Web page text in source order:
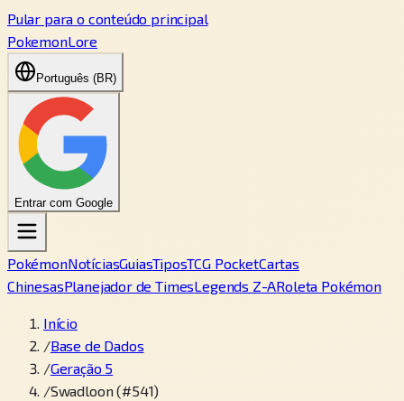
Pular para o conteúdo principal
PokemonLore
Português (BR)
Entrar com Google
PokémonNotíciasGuiasTiposTCG PocketCartas
ChinesasPlanejador de TimesLegends Z-ARoleta Pokémon
Início
/Base de Dados
/Geração 5
/Swadloon (#541)